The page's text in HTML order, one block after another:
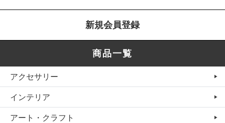
新規会員登録
商品一覧
アクセサリー
インテリア
アート・クラフト